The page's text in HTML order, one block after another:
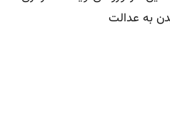
به عدالت